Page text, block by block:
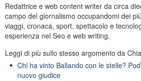
Redattrice e web content writer da circa
campo del giornalismo occupandomi dei
viaggi, cronaca, sport, spettacolo e
esperienza nel Seo e web writing.
Leggi di più sullo stesso argomento da
Chi ha vinto Ballando con le stelle?
nuovo giudice